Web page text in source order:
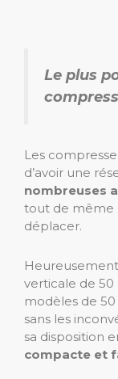
Le plus
Les
d’avoir une
nombreuses
tout de même
déplacer.
verticale de 50
modèles de 50
sans les
sa disposition
compacte et